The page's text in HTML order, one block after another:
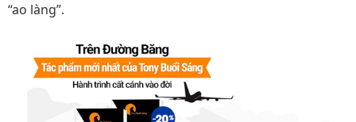
“ao làng”.